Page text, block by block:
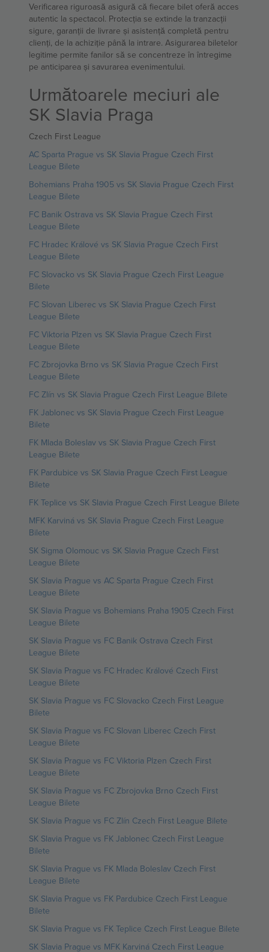
Verificarea riguroasă asigură că fiecare bilet oferă acces
autentic la spectacol. Protecția se extinde la tranzacții
sigure, garanții de livrare și asistență completă pentru
clienți, de la achiziție până la intrare. Asigurarea biletelor
legitime permite fanilor să se concentreze în întregime
pe anticiparea și savurarea evenimentului.
Următoarele meciuri ale
SK Slavia Praga
Czech First League
AC Sparta Prague vs SK Slavia Prague Czech First
League Bilete
Bohemians Praha 1905 vs SK Slavia Prague Czech First
League Bilete
FC Banik Ostrava vs SK Slavia Prague Czech First
League Bilete
FC Hradec Králové vs SK Slavia Prague Czech First
League Bilete
FC Slovacko vs SK Slavia Prague Czech First League
Bilete
FC Slovan Liberec vs SK Slavia Prague Czech First
League Bilete
FC Viktoria Plzen vs SK Slavia Prague Czech First
League Bilete
FC Zbrojovka Brno vs SK Slavia Prague Czech First
League Bilete
FC Zlín vs SK Slavia Prague Czech First League Bilete
FK Jablonec vs SK Slavia Prague Czech First League
Bilete
FK Mlada Boleslav vs SK Slavia Prague Czech First
League Bilete
FK Pardubice vs SK Slavia Prague Czech First League
Bilete
FK Teplice vs SK Slavia Prague Czech First League Bilete
MFK Karviná vs SK Slavia Prague Czech First League
Bilete
SK Sigma Olomouc vs SK Slavia Prague Czech First
League Bilete
SK Slavia Prague vs AC Sparta Prague Czech First
League Bilete
SK Slavia Prague vs Bohemians Praha 1905 Czech First
League Bilete
SK Slavia Prague vs FC Banik Ostrava Czech First
League Bilete
SK Slavia Prague vs FC Hradec Králové Czech First
League Bilete
SK Slavia Prague vs FC Slovacko Czech First League
Bilete
SK Slavia Prague vs FC Slovan Liberec Czech First
League Bilete
SK Slavia Prague vs FC Viktoria Plzen Czech First
League Bilete
SK Slavia Prague vs FC Zbrojovka Brno Czech First
League Bilete
SK Slavia Prague vs FC Zlín Czech First League Bilete
SK Slavia Prague vs FK Jablonec Czech First League
Bilete
SK Slavia Prague vs FK Mlada Boleslav Czech First
League Bilete
SK Slavia Prague vs FK Pardubice Czech First League
Bilete
SK Slavia Prague vs FK Teplice Czech First League Bilete
SK Slavia Prague vs MFK Karviná Czech First League